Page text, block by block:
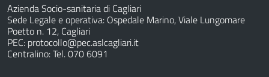
Azienda Socio-sanitaria di Cagliari
Sede Legale e operativa: Ospedale Marino, Viale Lungomare
Poetto n. 12, Cagliari
PEC: protocollo@pec.aslcagliari.it
Centralino: Tel. 070 6091